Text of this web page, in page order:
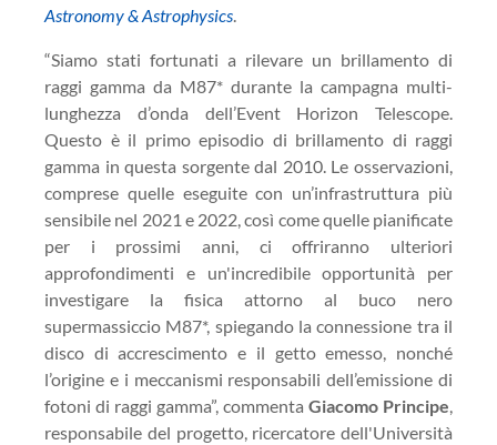
Astronomy & Astrophysics.
“Siamo stati fortunati a rilevare un brillamento di
raggi gamma da M87* durante la campagna multi-
lunghezza d’onda dell’Event Horizon Telescope.
Questo è il primo episodio di brillamento di raggi
gamma in questa sorgente dal 2010. Le osservazioni,
comprese quelle eseguite con un’infrastruttura più
sensibile nel 2021 e 2022, così come quelle pianificate
per i prossimi anni, ci offriranno ulteriori
approfondimenti e un'incredibile opportunità per
investigare la fisica attorno al buco nero
supermassiccio M87*, spiegando la connessione tra il
disco di accrescimento e il getto emesso, nonché
l’origine e i meccanismi responsabili dell’emissione di
fotoni di raggi gamma”, commenta Giacomo Principe,
responsabile del progetto, ricercatore dell'Università